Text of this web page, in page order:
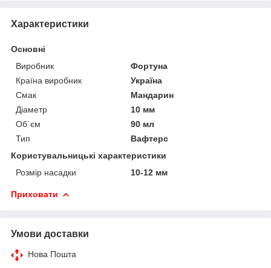
Характеристики
Основні
Виробник
Фортуна
Країна виробник
Україна
Смак
Мандарин
Діаметр
10 мм
Об`єм
90 мл
Тип
Вафтерс
Користувальницькі характеристики
Розмір насадки
10-12 мм
Приховати
Умови доставки
Нова Пошта